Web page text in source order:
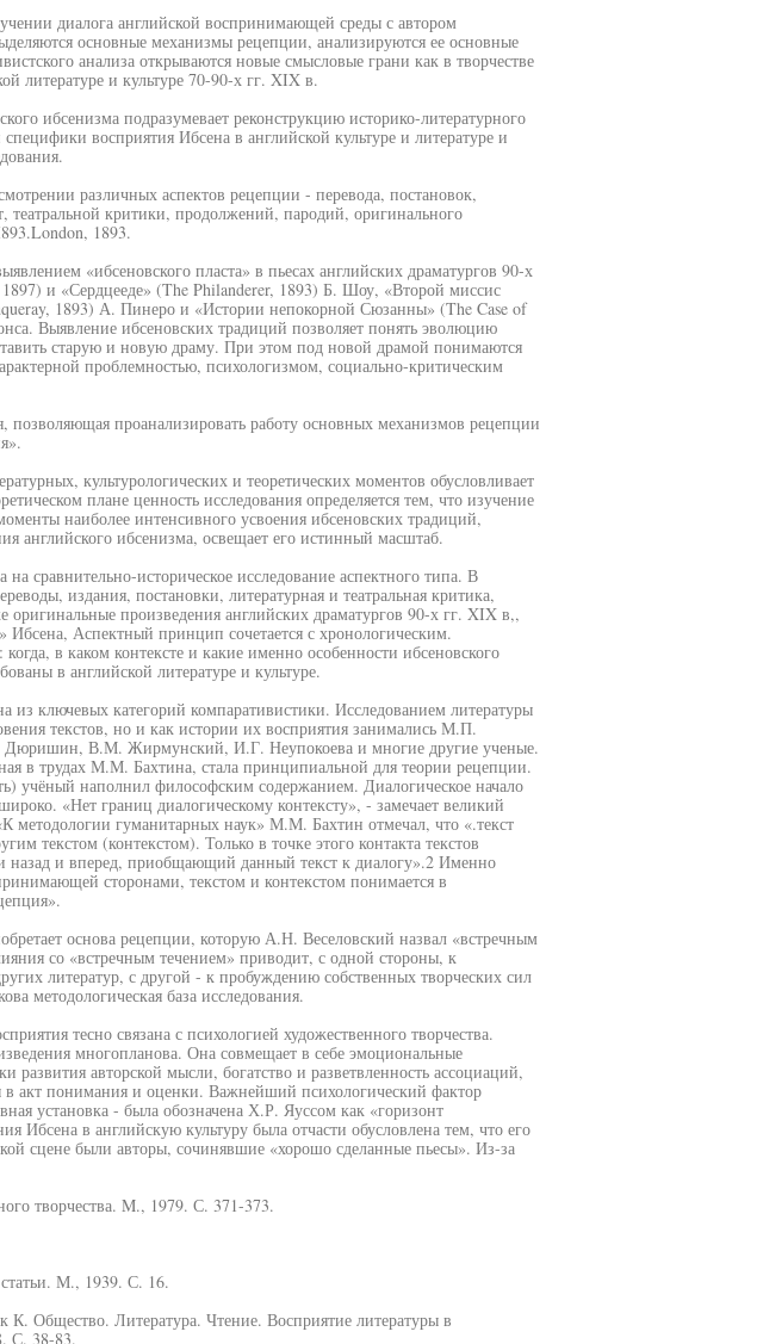
диалога английской воспринимающей среды с автором
основные механизмы рецепции, анализируются ее основные
анализа открываются новые смысловые грани как в творчестве
литературе и культуре 70-90-х гг. XIX в.
ибсенизма подразумевает реконструкцию историко-литературного
восприятия Ибсена в английской культуре и литературе и
различных аспектов рецепции - перевода, постановок,
театральной критики, продолжений, пародий, оригинального
1893.
«ибсеновского пласта» в пьесах английских драматургов 90-х
и «Сердцееде» (The Philanderer, 1893) Б. Шоу, «Второй миссис
1893) А. Пинеро и «Истории непокорной Сюзанны» (The Case of
Выявление ибсеновских традиций позволяет понять эволюцию
старую и новую драму. При этом под новой драмой понимаются
проблемностью, психологизмом, социально-критическим
позволяющая проанализировать работу основных механизмов рецепции
культурологических и теоретических моментов обусловливает
плане ценность исследования определяется тем, что изучение
наиболее интенсивного усвоения ибсеновских традиций,
английского ибсенизма, освещает его истинный масштаб.
сравнительно-историческое исследование аспектного типа. В
издания, постановки, литературная и театральная критика,
произведения английских драматургов 90-х гг. XIX в,,
Аспектный принцип сочетается с хронологическим.
в каком контексте и какие именно особенности ибсеновского
в английской литературе и культуре.
из ключевых категорий компаративистики. Исследованием литературы
текстов, но и как истории их восприятия занимались М.П.
Дюришин, В.М. Жирмунский, И.Г. Неупокоева и многие другие ученые.
в трудах М.М. Бахтина, стала принципиальной для теории рецепции.
учёный наполнил философским содержанием. Диалогическое начало
«Нет границ диалогическому контексту», - замечает великий
методологии гуманитарных наук» М.М. Бахтин отмечал, что «.текст
текстом (контекстом). Только в точке этого контакта текстов
назад и вперед, приобщающий данный текст к диалогу».2 Именно
сторонами, текстом и контекстом понимается в
основа рецепции, которую А.Н. Веселовский назвал «встречным
со «встречным течением» приводит, с одной стороны, к
литератур, с другой - к пробуждению собственных творческих сил
методологическая база исследования.
тесно связана с психологией художественного творчества.
многопланова. Она совмещает в себе эмоциональные
развития авторской мысли, богатство и разветвленность ассоциаций,
в акт понимания и оценки. Важнейший психологический фактор
установка - была обозначена Х.Р. Яуссом как «горизонт
Ибсена в английскую культуру была отчасти обусловлена тем, что его
сцене были авторы, сочинявшие «хорошо сделанные пьесы». Из-за
творчества. M., 1979. С. 371-373.
М., 1939. С. 16.
Общество. Литература. Чтение. Восприятие литературы в
С. 38-83.